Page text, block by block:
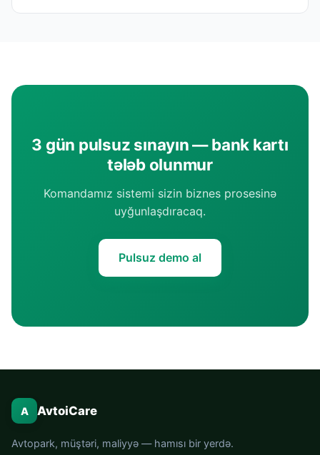
3 gün pulsuz sınayın — bank kartı
tələb olunmur
Komandamız sistemi sizin biznes prosesinə
uyğunlaşdıracaq.
Pulsuz demo al
A AvtoiCare
Avtopark, müştəri, maliyyə — hamısı bir yerdə.